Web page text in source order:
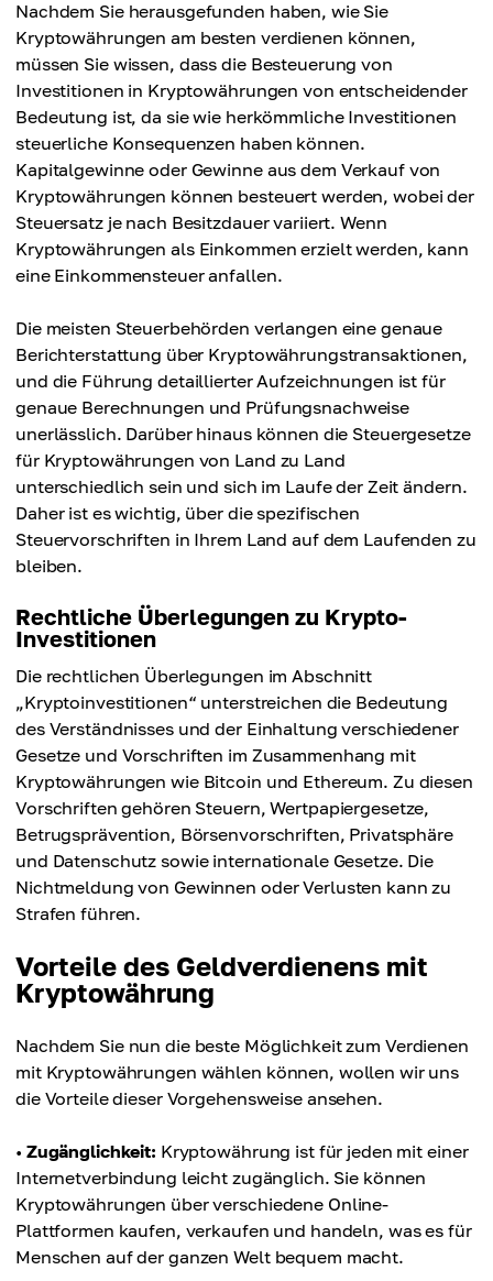
Nachdem Sie herausgefunden haben, wie Sie
Kryptowährungen am besten verdienen können,
müssen Sie wissen, dass die Besteuerung von
Investitionen in Kryptowährungen von entscheidender
Bedeutung ist, da sie wie herkömmliche Investitionen
steuerliche Konsequenzen haben können.
Kapitalgewinne oder Gewinne aus dem Verkauf von
Kryptowährungen können besteuert werden, wobei der
Steuersatz je nach Besitzdauer variiert. Wenn
Kryptowährungen als Einkommen erzielt werden, kann
eine Einkommensteuer anfallen.
Die meisten Steuerbehörden verlangen eine genaue
Berichterstattung über Kryptowährungstransaktionen,
und die Führung detaillierter Aufzeichnungen ist für
genaue Berechnungen und Prüfungsnachweise
unerlässlich. Darüber hinaus können die Steuergesetze
für Kryptowährungen von Land zu Land
unterschiedlich sein und sich im Laufe der Zeit ändern.
Daher ist es wichtig, über die spezifischen
Steuervorschriften in Ihrem Land auf dem Laufenden zu
bleiben.
Rechtliche Überlegungen zu Krypto-
Investitionen
Die rechtlichen Überlegungen im Abschnitt
„Kryptoinvestitionen“ unterstreichen die Bedeutung
des Verständnisses und der Einhaltung verschiedener
Gesetze und Vorschriften im Zusammenhang mit
Kryptowährungen wie Bitcoin und Ethereum. Zu diesen
Vorschriften gehören Steuern, Wertpapiergesetze,
Betrugsprävention, Börsenvorschriften, Privatsphäre
und Datenschutz sowie internationale Gesetze. Die
Nichtmeldung von Gewinnen oder Verlusten kann zu
Strafen führen.
Vorteile des Geldverdienens mit
Kryptowährung
Nachdem Sie nun die beste Möglichkeit zum Verdienen
mit Kryptowährungen wählen können, wollen wir uns
die Vorteile dieser Vorgehensweise ansehen.
• Zugänglichkeit: Kryptowährung ist für jeden mit einer
Internetverbindung leicht zugänglich. Sie können
Kryptowährungen über verschiedene Online-
Plattformen kaufen, verkaufen und handeln, was es für
Menschen auf der ganzen Welt bequem macht.